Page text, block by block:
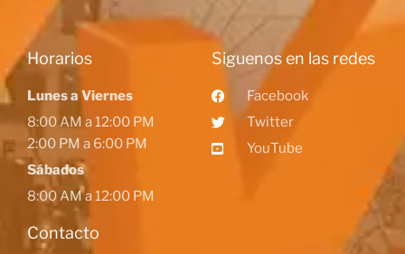
Horarios
Lunes a Viernes
8:00 AM a 12:00 PM
2:00 PM a 6:00 PM
Sábados
8:00 AM a 12:00 PM
Contacto
Siguenos en las redes
Facebook
Twitter
YouTube